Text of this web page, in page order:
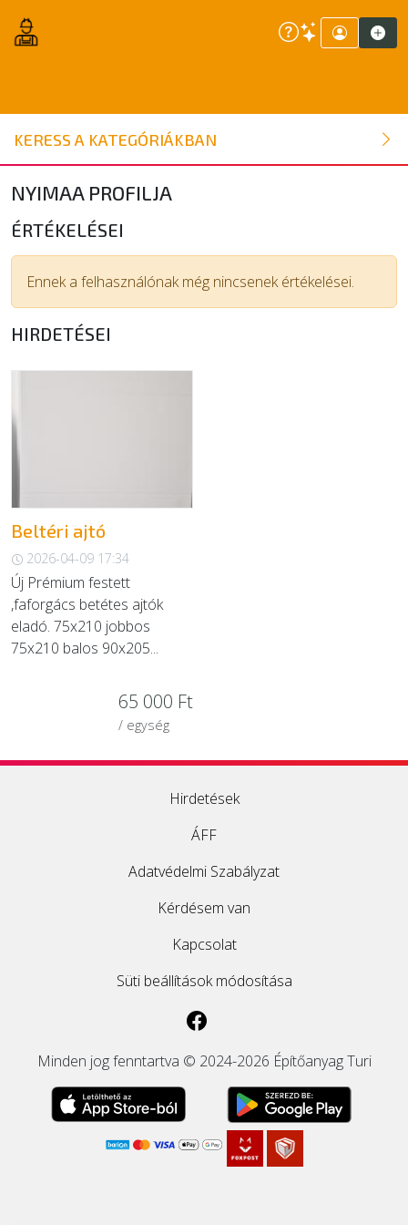
KERESS A KATEGÓRIÁKBAN
ÉPÍTŐANYAG
NYÍLÁSZÁRÓ
FAANYAG
BELSŐÉPÍTÉSZETI ÉPÍTŐANYAG
SZERSZÁM, ALKATRÉSZ
NYIMAA PROFILJA
ÉRTÉKELÉSEI
Ennek a felhasználónak még nincsenek értékelései.
HIRDETÉSEI
Beltéri ajtó
2026-04-09 17:34
Új Prémium festett
,faforgács betétes ajtók
eladó. 75x210 jobbos
75x210 balos 90x205...
65 000 Ft
/ egység
Hirdetések
ÁFF
Adatvédelmi Szabályzat
Kérdésem van
Kapcsolat
Süti beállítások módosítása
Minden jog fenntartva © 2024-2026 Építőanyag Turi